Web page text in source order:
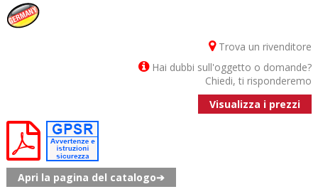
Trova un rivenditore
Hai dubbi sull'oggetto o domande?
Chiedi, ti risponderemo
Visualizza i prezzi
Apri la pagina del catalogo➔